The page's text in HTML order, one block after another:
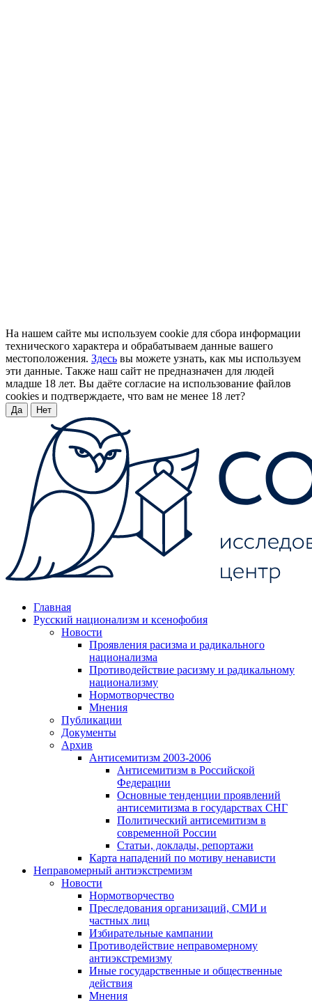
На нашем сайте мы используем cookie для сбора информации
технического характера и обрабатываем данные вашего
местоположения. Здесь вы можете узнать, как мы используем
эти данные. Также наш сайт не предназначен для людей
младше 18 лет. Вы даёте согласие на использование файлов
cookies и подтверждаете, что вам не менее 18 лет?
Да Нет
Главная
Русский национализм и ксенофобия
Новости
Проявления расизма и радикального
национализма
Противодействие расизму и радикальному
национализму
Нормотворчество
Мнения
Публикации
Документы
Архив
Антисемитизм 2003-2006
Антисемитизм в Российской
Федерации
Основные тенденции проявлений
антисемитизма в государствах СНГ
Политический антисемитизм в
современной России
Статьи, доклады, репортажи
Карта нападений по мотиву ненависти
Неправомерный антиэкстремизм
Новости
Нормотворчество
Преследования организаций, СМИ и
частных лиц
Избирательные кампании
Противодействие неправомерному
антиэкстремизму
Иные государственные и общественные
действия
Мнения